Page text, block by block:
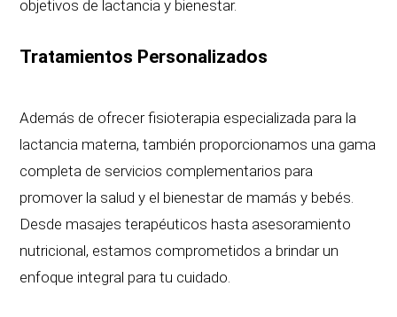
objetivos de lactancia y bienestar.
Tratamientos Personalizados
Además de ofrecer fisioterapia especializada para la
lactancia materna, también proporcionamos una gama
completa de servicios complementarios para
promover la salud y el bienestar de mamás y bebés.
Desde masajes terapéuticos hasta asesoramiento
nutricional, estamos comprometidos a brindar un
enfoque integral para tu cuidado.